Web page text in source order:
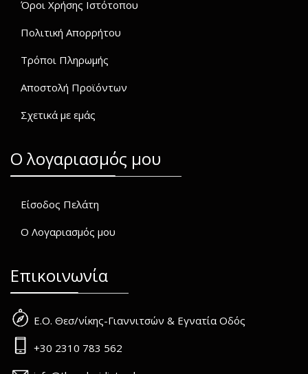
Όροι Χρήσης Ιστότοπου
Πολιτική Απορρήτου
Τρόποι Πληρωμής
Αποστολή Προϊόντων
Σχετικά με εμάς
O λογαριασμός μου
Είσοδος Πελάτη
Ο Λογαριασμός μου
Επικοινωνία
Ε.Ο. Θεσ/νίκης-Γιαννιτσών & Εγνατία Οδός
+30 2310 783 562